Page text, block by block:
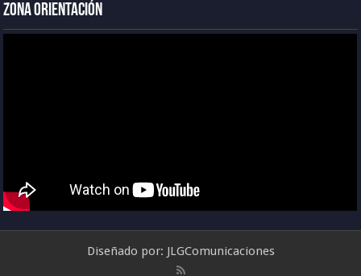
Zona Orientación
Diseñado por: JLGComunicaciones